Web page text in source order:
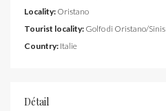
Locality: Oristano
Tourist locality: Golfo di Oristano/Sinis
Country: Italie
Détail